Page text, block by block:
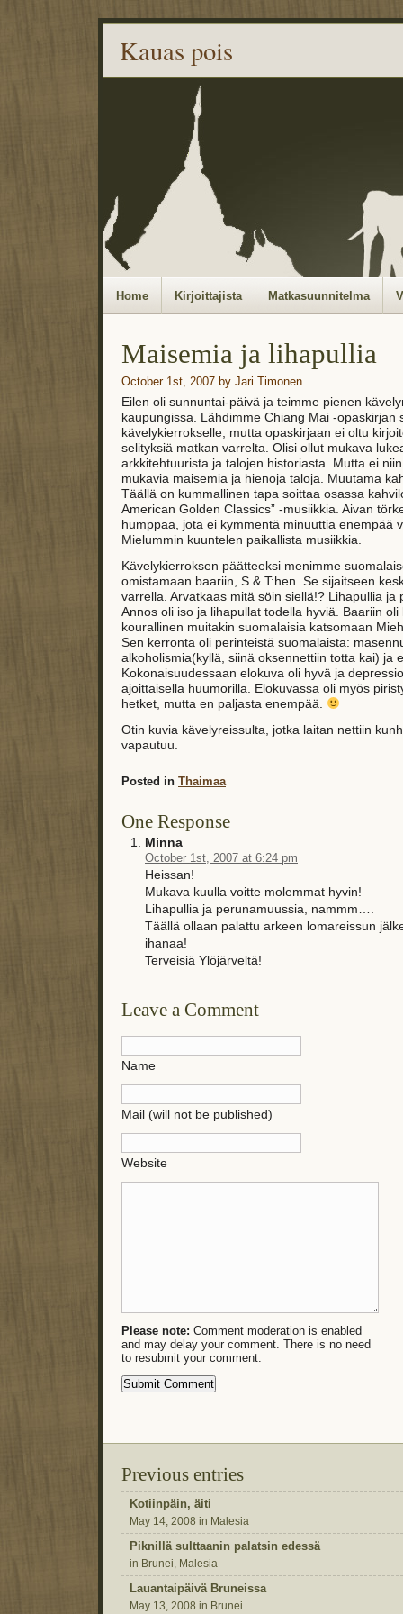
Kauas pois
Home Kirjoittajista Matkasuunnitelma
Maisemia ja lihapullia
October 1st, 2007 by Jari Timonen
Eilen oli sunnuntai-päivä ja teimme pienen
kaupungissa. Lähdimme Chiang Mai -opaskirjan
kävelykierrokselle, mutta opaskirjaan ei oltu
selityksiä matkan varrelta. Olisi ollut mukava
arkkitehtuurista ja talojen historiasta. Mutta ei
mukavia maisemia ja hienoja taloja. Muutama
Täällä on kummallinen tapa soittaa osassa
American Golden Classics” -musiikkia. Aivan
humppaa, jota ei kymmentä minuuttia enempää
Mielummin kuuntelen paikallista musiikkia.
Kävelykierroksen päätteeksi menimme
omistamaan baariin, S & T:hen. Se sijaitseen
varrella. Arvatkaas mitä söin siellä!? Lihapullia ja
Annos oli iso ja lihapullat todella hyviä. Baariin oli
kourallinen muitakin suomalaisia katsomaan
Sen kerronta oli perinteistä suomalaista:
alkoholismia(kyllä, siinä oksennettiin totta kai) ja
Kokonaisuudessaan elokuva oli hyvä ja
ajoittaisella huumorilla. Elokuvassa oli myös
hetket, mutta en paljasta enempää.
Otin kuvia kävelyreissulta, jotka laitan nettiin
vapautuu.
Posted in Thaimaa
One Response
Minna
October 1st, 2007 at 6:24 pm
Heissan!
Mukava kuulla voitte molemmat hyvin!
Lihapullia ja perunamuussia, nammm….
Täällä ollaan palattu arkeen lomareissun
ihanaa!
Terveisiä Ylöjärveltä!
Leave a Comment
Name
Mail (will not be published)
Website
Please note: Comment moderation is enabled
and may delay your comment. There is no need
to resubmit your comment.
Previous entries
Kotiinpäin, äiti
May 14, 2008 in Malesia
Piknillä sulttaanin palatsin edessä
in Brunei, Malesia
Lauantaipäivä Bruneissa
May 13, 2008 in Brunei